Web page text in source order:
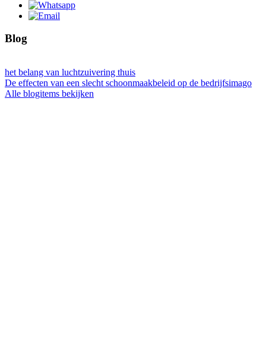
Blog
het belang van luchtzuivering thuis
De effecten van een slecht schoonmaakbeleid op de bedrijfsimago
Alle blogitems bekijken